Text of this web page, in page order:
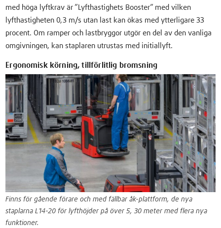
med höga lyftkrav är ”Lyfthastighets Booster” med vilken
lyfthastigheten 0,3 m/s utan last kan ökas med ytterligare 33
procent. Om ramper och lastbryggor utgör en del av den vanliga
omgivningen, kan staplaren utrustas med initiallyft.
Ergonomisk körning, tillförlitlig bromsning
Finns för gående förare och med fällbar åk-plattform, de nya
staplarna L14-20 för lyfthöjder på över 5, 30 meter med flera nya
funktioner.